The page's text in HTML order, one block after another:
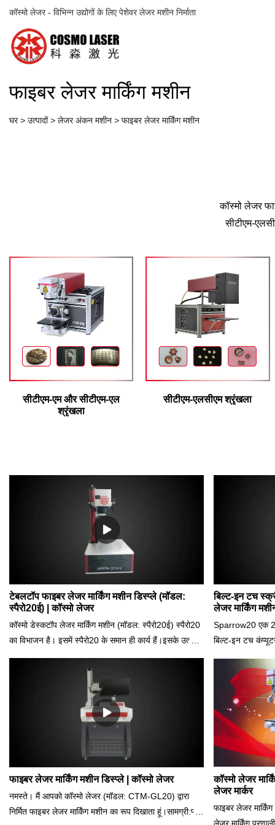
कॉस्मो लेजर - विभिन्न उद्योगों के लिए पेशेवर लेजर मशीन निर्माता
फाइबर लेजर मार्किंग मशीन
घर > उत्पादों > लेजर अंकन मशीन > फाइबर लेजर मार्किंग मशीन
कॉस्मो लेजर
सीटीएम-
सीटीएम-एम और सीटीएम-एल
श्रृंखला
सीटीएम-एलसीएम श्रृंखला
टेबलटॉप फाइबर लेजर मार्किंग मशीन डिस्प्ले (मॉडल:
स्पैरो20ई) | कॉस्मो लेजर
कॉस्मो डेस्कटॉप लेजर मार्किंग मशीन (मॉडल: स्पैरो20ई) स्पैरो20
का विभाजन है। इसमें स्पैरो20 के समान ही कार्य हैं।इसके उत्कृष्ट
सकते हैं; और दूसरा, इसका वजन केवल 30 किलोग्राम है!!!!
इसलिए हवाई माल ढुलाई का चयन करना बेहद किफायती है।
आवश्यक मार्किंग सॉफ्टवेयर और ड्राइवर मशीन के साथ आने वाले
यूएसबी ड्राइव में हैं। मशीन और पीसी दोनों को चालू करें।अधिक
बिल्ट-इन टच
लेजर मार्किंग
Sparrow20 एक
बिल्ट-इन टच
डेस्कटॉप, खुदरा
है3. उच्च
जैसे आभूषण भागों
और पीसी/लैपटॉप
फाइबर लेजर मार्किंग मशीन डिस्प्ले | कॉस्मो लेजर
नमस्ते। मैं आपको कॉस्मो लेजर (मॉडल: CTM-GL20) द्वारा
निर्मित फाइबर लेजर मार्किंग मशीन का रूप दिखाता हूं।सामग्री:प्योर
कॉस्मो लेजर
लेजर मार्कर
फाइबर लेजर